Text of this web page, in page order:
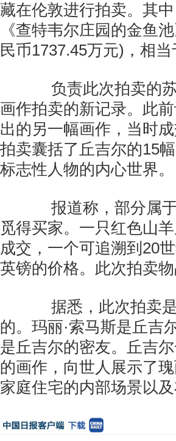
藏在伦敦进行拍卖。其
《查特韦尔庄园的金鱼
民币1737.45万元)，相
负责此次拍卖的苏
画作拍卖的新记录。此
出的另一幅画作，当时
拍卖囊括了丘吉尔的15
标志性人物的内心世界。
报道称，部分属于
觅得买家。一只红色山
成交，一个可追溯到20
英镑的价格。此次拍卖
据悉，此次拍卖是
的。玛丽·索马斯是丘吉
是丘吉尔的密友。丘吉
的画作，向世人展示了
家庭住宅的内部场景以